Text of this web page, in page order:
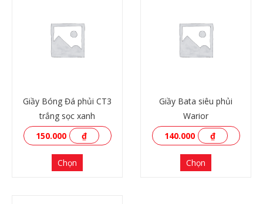
Giầy Bóng Đá phủi CT3
trắng sọc xanh
150.000
₫
Chọn
Giầy Bata siêu phủi
Warior
140.000
₫
Chọn